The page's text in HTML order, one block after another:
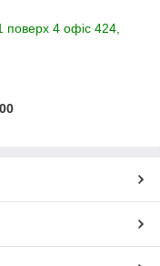
поверх 4 офіс 424,